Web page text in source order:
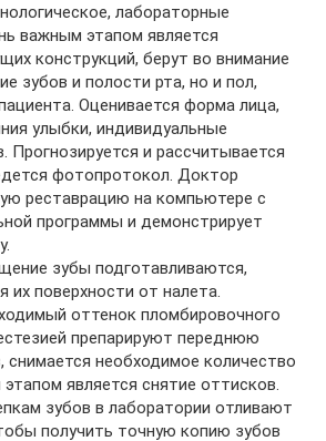
лабораторные
важным этапом является
конструкций, берут во внимание
зубов и полости рта, но и пол,
Оценивается форма лица,
улыбки, индивидуальные
Прогнозируется и рассчитывается
фотопротокол. Доктор
реставрацию на компьютере с
программы и демонстрирует
зубы подготавливаются,
их поверхности от налета.
оттенок пломбировочного
препарируют переднюю
снимается необходимое количество
является снятие оттисков.
зубов в лаборатории отливают
получить точную копию зубов